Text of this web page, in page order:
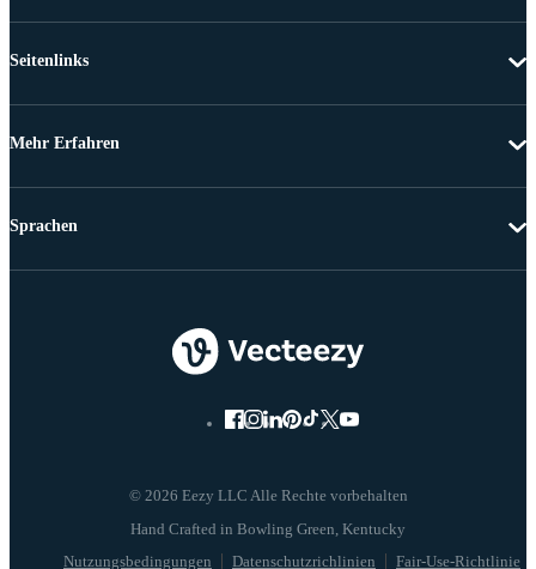
Seitenlinks
Mehr Erfahren
© 2026 Eezy LLC Alle Rechte vorbehalten
Nutzungsbedingungen Datenschutzrichlinien Fair-Use-Richtlinie
Sprachen